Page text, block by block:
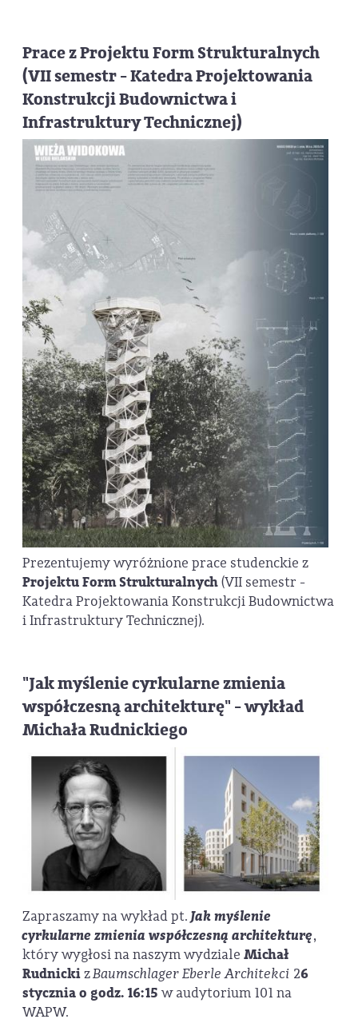
Prace z Projektu Form Strukturalnych
(VII semestr - Katedra Projektowania
Konstrukcji Budownictwa i
Infrastruktury Technicznej)
Prezentujemy wyróżnione prace studenckie z
Projektu Form Strukturalnych(VII semestr -
Katedra Projektowania Konstrukcji Budownictwa
i Infrastruktury Technicznej).
"Jak myślenie cyrkularne zmienia
współczesną architekturę" - wykład
Michała Rudnickiego
Zapraszamy na wykład pt.Jak myślenie
cyrkularne zmienia współczesną architekturę,
który wygłosi na naszym wydziale Michał
RudnickizBaumschlager Eberle Architekci 26
stycznia o godz. 16:15 w audytorium 101 na
WAPW.